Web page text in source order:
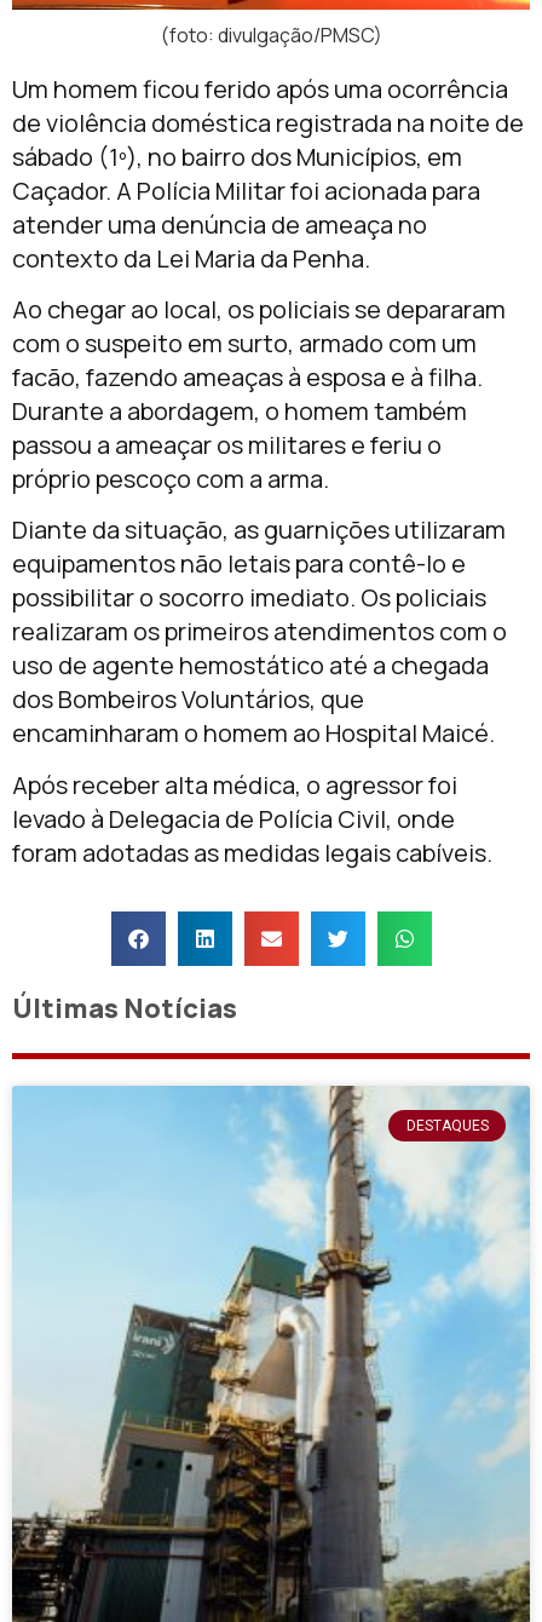
(foto: divulgação/PMSC)
Um homem ficou ferido após uma ocorrência
de violência doméstica registrada na noite de
sábado (1º), no bairro dos Municípios, em
Caçador. A Polícia Militar foi acionada para
atender uma denúncia de ameaça no
contexto da Lei Maria da Penha.
Ao chegar ao local, os policiais se depararam
com o suspeito em surto, armado com um
facão, fazendo ameaças à esposa e à filha.
Durante a abordagem, o homem também
passou a ameaçar os militares e feriu o
próprio pescoço com a arma.
Diante da situação, as guarnições utilizaram
equipamentos não letais para contê-lo e
possibilitar o socorro imediato. Os policiais
realizaram os primeiros atendimentos com o
uso de agente hemostático até a chegada
dos Bombeiros Voluntários, que
encaminharam o homem ao Hospital Maicé.
Após receber alta médica, o agressor foi
levado à Delegacia de Polícia Civil, onde
foram adotadas as medidas legais cabíveis.
Últimas Notícias
DESTAQUES